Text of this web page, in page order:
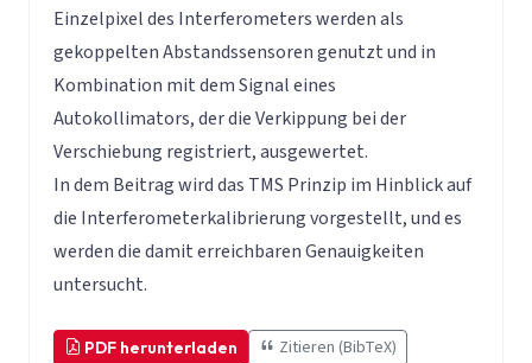
Einzelpixel des Interferometers werden als
gekoppelten Abstandssensoren genutzt und in
Kombination mit dem Signal eines
Autokollimators, der die Verkippung bei der
Verschiebung registriert, ausgewertet.
In dem Beitrag wird das TMS Prinzip im Hinblick auf
die Interferometerkalibrierung vorgestellt, und es
werden die damit erreichbaren Genauigkeiten
untersucht.
PDF herunterladen Zitieren (BibTeX)